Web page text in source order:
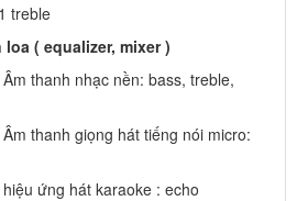
treble
( equalizer, mixer )
thanh nhạc nền: bass, treble,
thanh giọng hát tiếng nói micro:
ứng hát karaoke : echo